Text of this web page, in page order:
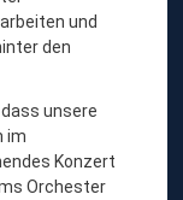
und
den
unsere
im
Konzert
Orchester